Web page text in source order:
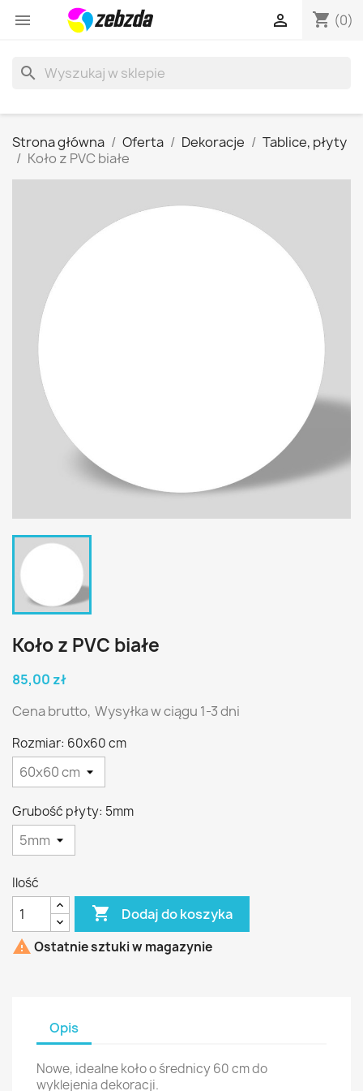
 shopping_cart (0)

search
Strona główna Oferta Dekoracje
Tablice, płyty
Koło z PVC białe
Koło z PVC białe
85,00 zł
Cena brutto, Wysyłka w ciągu 1-3 dni
Rozmiar: 60x60 cm
Grubość płyty: 5mm
Ilość
 Dodaj do koszyka
 Ostatnie sztuki w magazynie
Opis
Nowe, idealne koło o średnicy 60 cm do
wyklejenia dekoracji.